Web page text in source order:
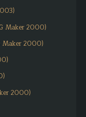
Maker 2000)
Maker 2000)
2000)